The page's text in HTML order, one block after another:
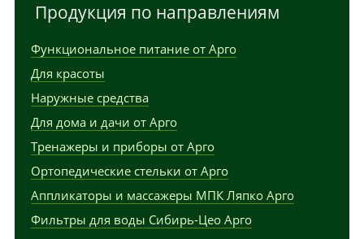
Продукция по направлениям
Функциональное питание от Арго
Для красоты
Наружные средства
Для дома и дачи от Арго
Тренажеры и приборы от Арго
Ортопедические стельки от Арго
Аппликаторы и массажеры МПК Ляпко Арго
Фильтры для воды Сибирь-Цео Арго